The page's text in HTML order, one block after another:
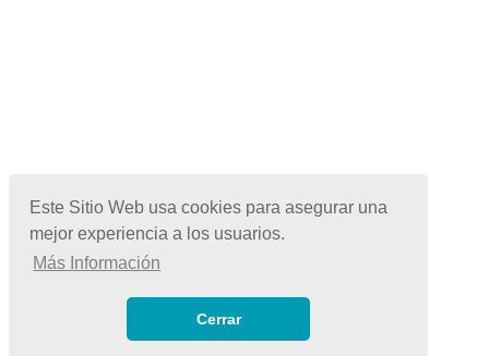
Este Sitio Web usa cookies para asegurar una
mejor experiencia a los usuarios.
Más Información
Cerrar
© Copyright 2026 | Todos los Derechos Reservados